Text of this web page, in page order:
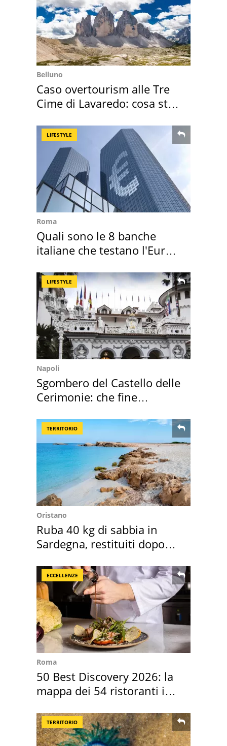
Belluno
Caso overtourism alle Tre
Cime di Lavaredo: cosa sta
LIFESTYLE
Roma
Quali sono le 8 banche
italiane che testano l'Euro
LIFESTYLE
Napoli
Sgombero del Castello delle
Cerimonie: che fine
TERRITORIO
Oristano
Ruba 40 kg di sabbia in
Sardegna, restituiti dopo
ECCELLENZE
Roma
50 Best Discovery 2026: la
mappa dei 54 ristoranti in
TERRITORIO